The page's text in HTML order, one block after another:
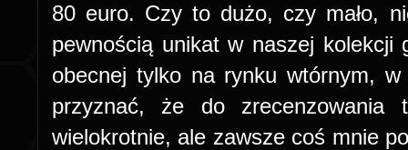
80 euro. Czy to dużo, czy mało,
pewnością unikat w naszej
obecnej tylko na rynku wtórnym,
przyznać, że do zrecenzowania
wielokrotnie, ale zawsze coś mnie